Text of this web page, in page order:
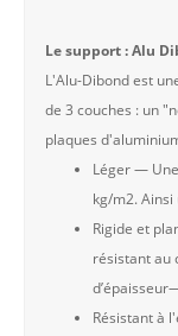
Le support : Alu
L'Alu-Dibond est
de 3 couches : un
plaques
Léger —
kg/m2.
Rigide et
résistant au
Résistant à